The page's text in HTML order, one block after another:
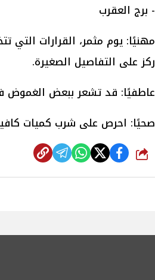
- برج العقرب
مهنيًا: يوم مثمر، القرارات التي
ركز على التفاصيل الصغيرة.
عاطفيًا: قد تشعر ببعض الغموض
صحيًا: احرص على شرب كميات
شارك